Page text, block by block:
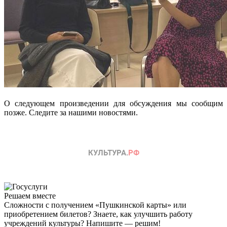
О следующем произведении для обсуждения мы сообщим
позже. Следите за нашими новостями.
Решаем вместе
Сложности с получением «Пушкинской карты» или
приобретением билетов? Знаете, как улучшить работу
учреждений культуры? Напишите — решим!